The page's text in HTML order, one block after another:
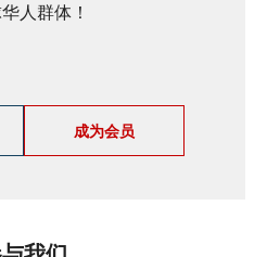
人群体！
成为会员